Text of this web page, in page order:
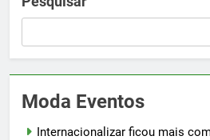
Moda Eventos
Internacionalizar ficou mais